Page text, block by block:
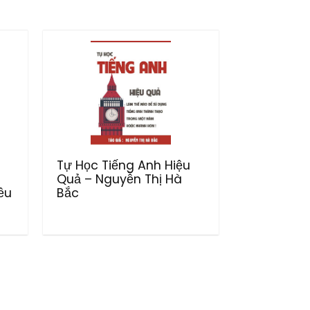
Tự Học Tiếng Anh Hiệu
Quả – Nguyễn Thị Hà
Bắc